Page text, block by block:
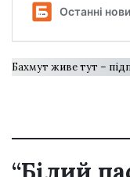
Бахмут живе тут –